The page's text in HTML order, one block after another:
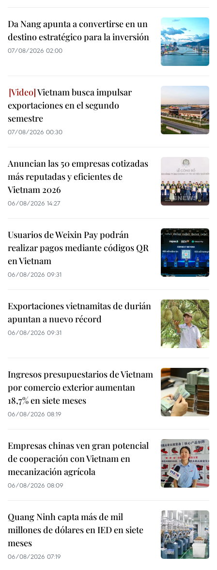
Da Nang apunta a convertirse en un
destino estratégico para la inversión
07/08/2026 02:00
Vietnam busca impulsar
exportaciones en el segundo
semestre
07/08/2026 00:30
Anuncian las 50 empresas cotizadas
más reputadas y eficientes de
Vietnam 2026
06/08/2026 14:27
Usuarios de Weixin Pay podrán
realizar pagos mediante códigos QR
en Vietnam
06/08/2026 09:31
Exportaciones vietnamitas de durián
apuntan a nuevo récord
06/08/2026 09:31
Ingresos presupuestarios de Vietnam
por comercio exterior aumentan
18,7% en siete meses
06/08/2026 08:19
Empresas chinas ven gran potencial
de cooperación con Vietnam en
mecanización agrícola
06/08/2026 08:09
Quang Ninh capta más de mil
millones de dólares en IED en siete
meses
06/08/2026 07:19